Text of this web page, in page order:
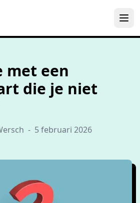
met een
die je niet
- 5 februari 2026